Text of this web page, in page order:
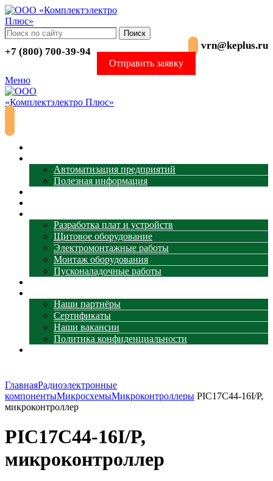
Поиск
vrn@keplus.ru
+7 (800) 700-39-94
Отправить заявку
Меню
Автоматизация предприятий
Полезная информация
Разработка плат и устройств
Щитовое оборудование
Электромонтажные работы
Монтаж оборудования
Пусконаладочные работы
Наши партнёры
Сертификаты
Наши вакансии
Политика конфиденциальности
ГлавнаяРадиоэлектронные
компонентыМикросхемыМикроконтроллеры PIC17C44-16I/P,
микроконтроллер
PIC17C44-16I/P,
микроконтроллер